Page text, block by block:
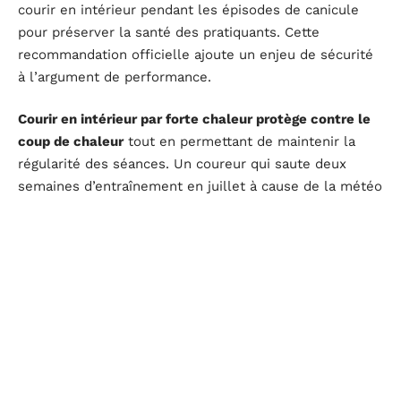
courir en intérieur pendant les épisodes de canicule
pour préserver la santé des pratiquants. Cette
recommandation officielle ajoute un enjeu de sécurité
à l’argument de performance.
Courir en intérieur par forte chaleur protège contre le
coup de chaleurtout en permettant de maintenir la
régularité des séances. Un coureur qui saute deux
semaines d’entraînement en juillet à cause de la météo